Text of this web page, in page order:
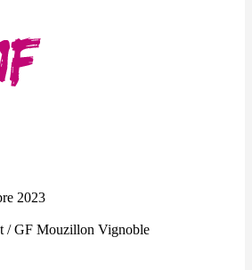
2023
/ GF Mouzillon Vignoble